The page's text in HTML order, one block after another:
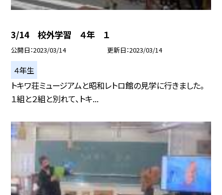
3/14 校外学習 ４年 １
公開日 2023/03/14 更新日 2023/03/14
４年生
トキワ荘ミュージアムと昭和レトロ館の見学に行きました。
１組と２組と別れて、トキ...